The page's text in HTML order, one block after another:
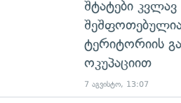
შტატები
ტერიტორიის
ოკუპაციით
7 აგვისტო, 13:07